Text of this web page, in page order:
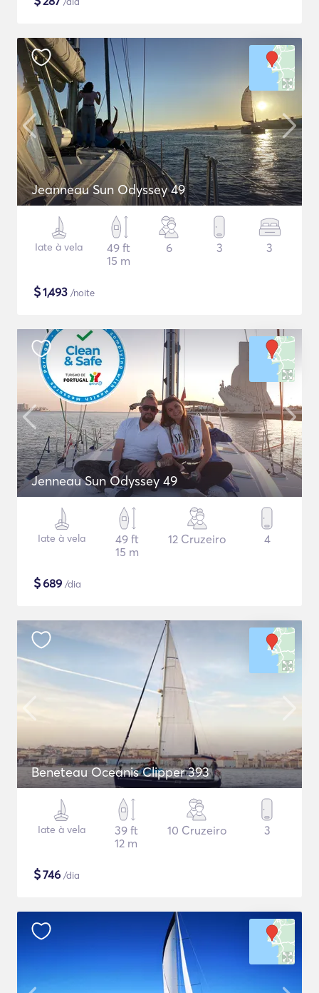
Jeanneau Sun Odyssey 49
Iate à vela
49 ft
15 m
6 3 3
$1,493 /noite
Jenneau Sun Odyssey 49
Iate à vela
49 ft
15 m
12 Cruzeiro 4
$689 /dia
Beneteau Oceanis Clipper 393
Iate à vela
39 ft
12 m
10 Cruzeiro 3
$746 /dia